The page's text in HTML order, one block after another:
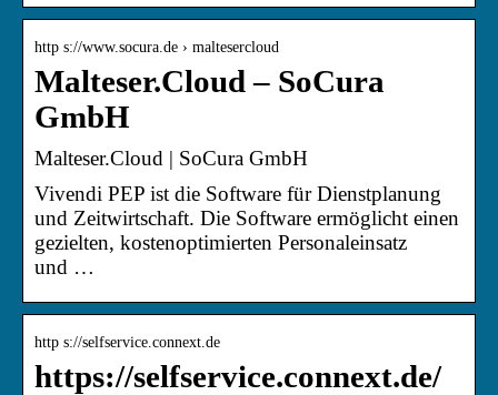
http s://www.socura.de › maltesercloud
Malteser.Cloud – SoCura
GmbH
Malteser.Cloud | SoCura GmbH
Vivendi PEP ist die Software für Dienstplanung
und Zeitwirtschaft. Die Software ermöglicht einen
gezielten, kostenoptimierten Personaleinsatz
und …
http s://selfservice.connext.de
https://selfservice.connext.de/